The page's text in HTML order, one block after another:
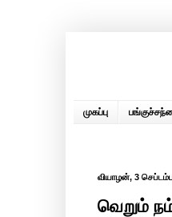
முகப்பு
வியாழன், 3
வெறும்